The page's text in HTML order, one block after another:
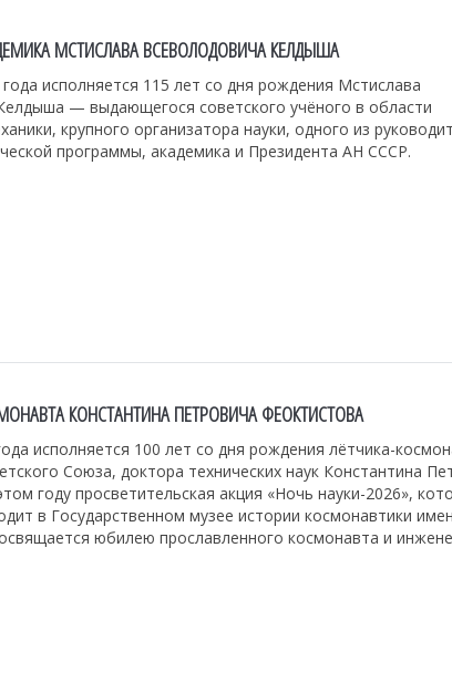
МСТИСЛАВА ВСЕВОЛОДОВИЧА КЕЛДЫША
исполняется 115 лет со дня рождения Мстислава
— выдающегося советского учёного в области
крупного организатора науки, одного из
программы, академика и Президента АН СССР.
КОНСТАНТИНА ПЕТРОВИЧА ФЕОКТИСТОВА
исполняется 100 лет со дня рождения лётчика-
Союза, доктора технических наук Константина
году просветительская акция «Ночь науки-2026»,
в Государственном музее истории космонавтики
юбилею прославленного космонавта и